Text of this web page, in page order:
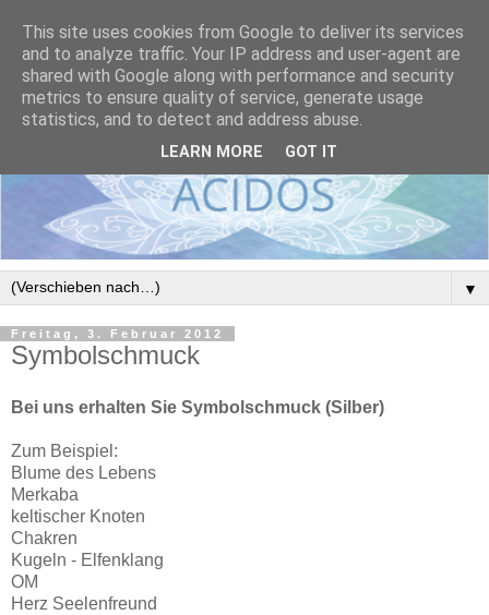
▼
Freitag, 3. Februar 2012
Symbolschmuck
Bei uns erhalten Sie Symbolschmuck (Silber)
Zum Beispiel:
Blume des Lebens
Merkaba
keltischer Knoten
Chakren
Kugeln - Elfenklang
OM
Herz Seelenfreund
This site uses cookies from Google to deliver its services
and to analyze traffic. Your IP address and user-agent are
shared with Google along with performance and security
metrics to ensure quality of service, generate usage
statistics, and to detect and address abuse.
LEARN MORE GOT IT